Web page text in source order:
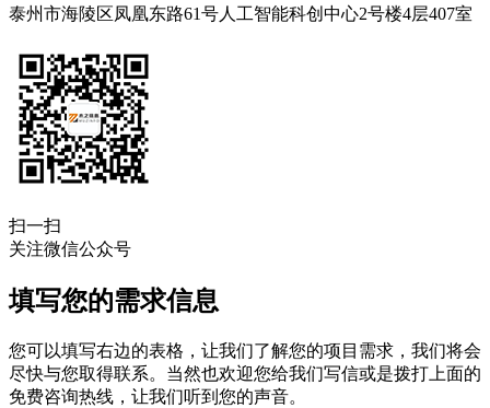
泰州市海陵区凤凰东路61号人工智能科创中心2号楼4层407室
扫一扫
关注微信公众号
填写您的需求信息
您可以填写右边的表格，让我们了解您的项目需求，我们将会
尽快与您取得联系。当然也欢迎您给我们写信或是拨打上面的
免费咨询热线，让我们听到您的声音。